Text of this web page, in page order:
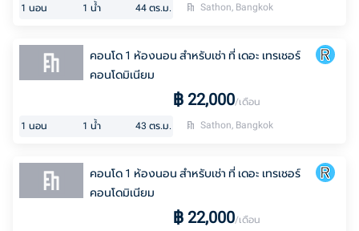
1 นอน 1 น้ำ 44 ตร.ม. Sathon, Bangkok
คอนโด 1 ห้องนอน สำหรับเช่า ที่ เดอะ เทรเชอร์
คอนโดมิเนียม
฿ 22,000/เดือน
1 นอน 1 น้ำ 43 ตร.ม. Sathon, Bangkok
คอนโด 1 ห้องนอน สำหรับเช่า ที่ เดอะ เทรเชอร์
คอนโดมิเนียม
฿ 22,000/เดือน